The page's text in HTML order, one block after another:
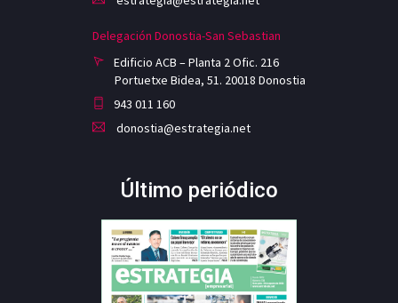
Delegación Donostia-San Sebastian
Edificio ACB – Planta 2 Ofic. 216
Portuetxe Bidea, 51. 20018 Donostia
943 011 160
donostia@estrategia.net
Último periódico